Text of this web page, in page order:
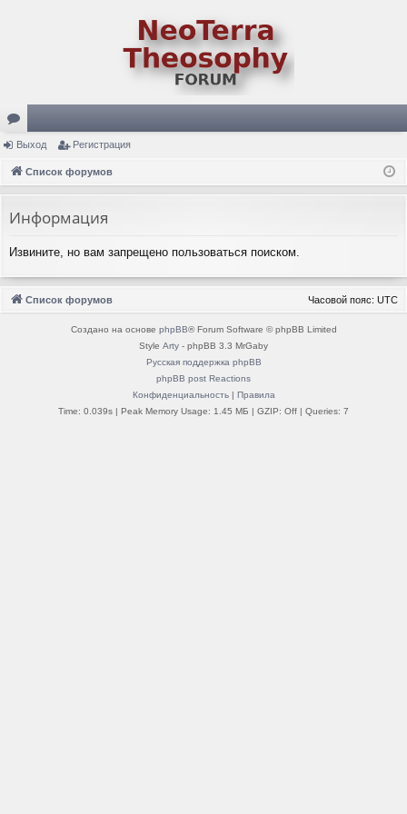
ор
ум
Выход Регистрация
Список форумов
Информация
Извините, но вам запрещено пользоваться поиском.
Список форумов Часовой пояс: UTC
Создано на основе phpBB® Forum Software © phpBB Limited
Style Arty - phpBB 3.3 MrGaby
Русская поддержка phpBB
phpBB post Reactions
Конфиденциальность| Правила
Time: 0.039s | Peak Memory Usage: 1.45 МБ | GZIP: Off | Queries: 7